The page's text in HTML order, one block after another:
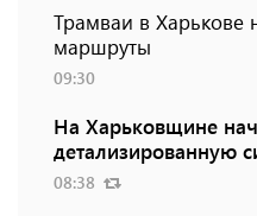
Трамваи в Харькове
маршруты
09:30
На Харьковщине
детализированную
08:38